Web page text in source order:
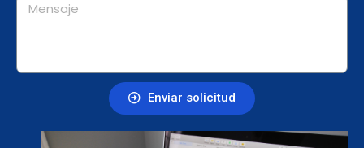
Enviar solicitud